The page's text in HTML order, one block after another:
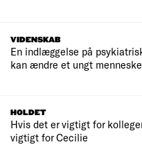
VIDENSKAB
En indlæggelse på
kan ændre et ungt
HOLDET
Hvis det er vigtigt for
vigtigt for Cecilie